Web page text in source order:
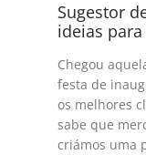
Sugestor
ideias
Chegou
festa de
os melhores
sabe que
criámos uma